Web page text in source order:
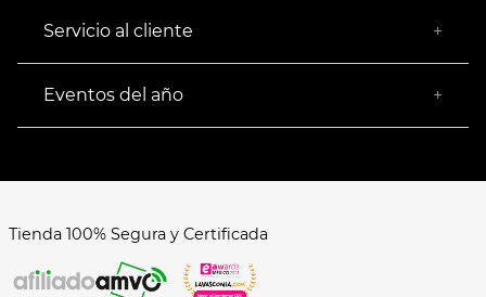
Empresa Socialmente Responsable
Servicio al cliente +
Facturación
Devoluciones
Formas de Pago
Eventos del año +
Buen Fin
Tienda 100% Segura y Certificada